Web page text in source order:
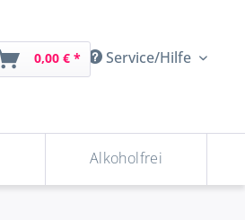
Service/Hilfe
0,00 € *
Alkoholfrei